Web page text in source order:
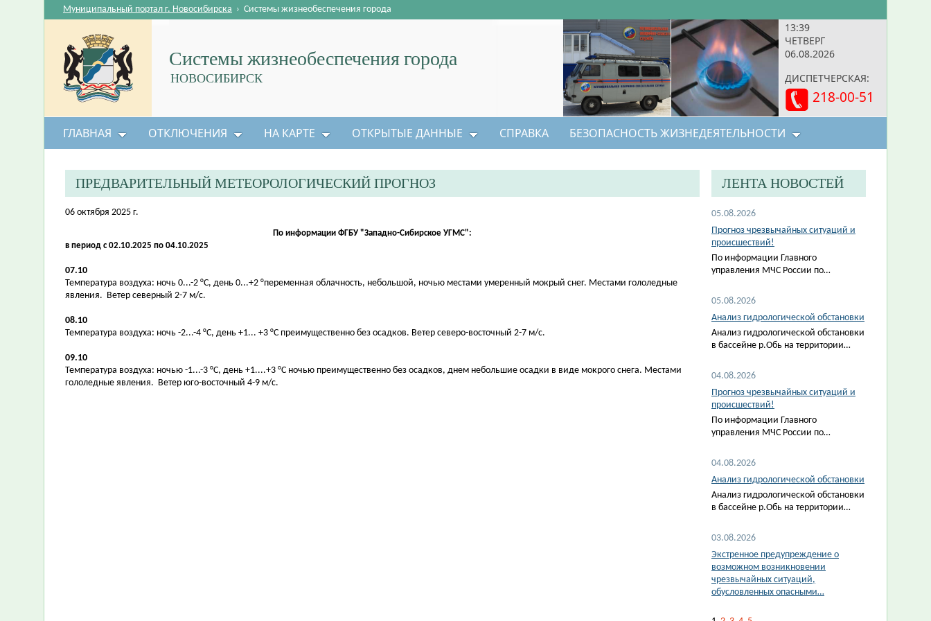
13:39
ЧЕТВЕРГ
06.08.2026
ДИСПЕТЧЕРСКАЯ:
218-00-51
Системы жизнеобеспечения города
НОВОСИБИРСК
Муниципальный портал г. Новосибирска › Системы жизнеобеспечения города
ГЛАВНАЯ ОТКЛЮЧЕНИЯ НА КАРТЕ ОТКРЫТЫЕ ДАННЫЕ СПРАВКА БЕЗОПАСНОСТЬ ЖИЗНЕДЕЯТЕЛЬНОСТИ
ПРЕДВАРИТЕЛЬНЫЙ МЕТЕОРОЛОГИЧЕСКИЙ ПРОГНОЗ
06 октября 2025 г.
По информации ФГБУ "Западно-Сибирское УГМС":
в период с 02.10.2025 по 04.10.2025
07.10
Температура воздуха: ночь 0...-2 °С, день 0...+2 °переменная облачность, небольшой, ночью местами умеренный мокрый снег. Местами гололедные
явления. Ветер северный 2-7 м/с.
08.10
Температура воздуха: ночь -2...-4 °С, день +1... +3 °С преимущественно без осадков. Ветер северо-восточный 2-7 м/с.
09.10
Температура воздуха: ночью -1...-3 °С, день +1....+3 °С ночью преимущественно без осадков, днем небольшие осадки в виде мокрого снега. Местами
гололедные явления. Ветер юго-восточный 4-9 м/с.
ЛЕНТА НОВОСТЕЙ
05.08.2026
Прогноз чрезвычайных ситуаций и
происшествий!
По информации Главного
управления МЧС России по…
05.08.2026
Анализ гидрологической обстановки
Анализ гидрологической обстановки
в бассейне р.Обь на территории…
04.08.2026
Прогноз чрезвычайных ситуаций и
происшествий!
По информации Главного
управления МЧС России по…
04.08.2026
Анализ гидрологической обстановки
Анализ гидрологической обстановки
в бассейне р.Обь на территории…
03.08.2026
Экстренное предупреждение о
возможном возникновении
чрезвычайных ситуаций,
обусловленных опасными…